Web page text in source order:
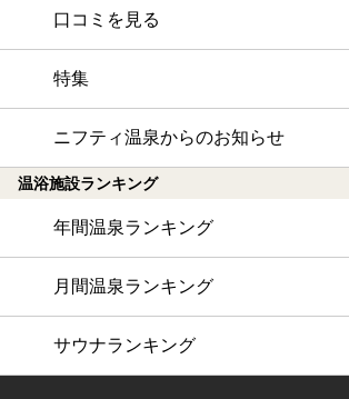
口コミを見る
特集
ニフティ温泉からのお知らせ
温浴施設ランキング
年間温泉ランキング
月間温泉ランキング
サウナランキング